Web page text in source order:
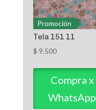
Promoción
Tela 151 11
$ 9.500
Compra x
WhatsApp